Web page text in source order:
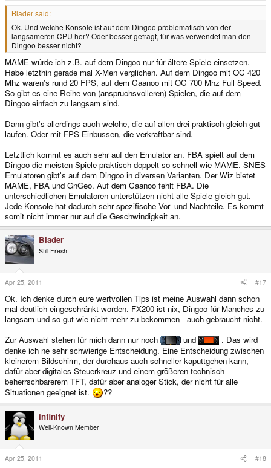
Blader said:
Ok. Und welche Konsole ist auf dem Dingoo problematisch von der
langsameren CPU her? Oder besser gefragt, für was verwendet man den
Dingoo besser nicht?
MAME würde ich z.B. auf dem Dingoo nur für ältere Spiele einsetzen.
Habe letzthin gerade mal X-Men verglichen. Auf dem Dingoo mit OC 420
Mhz waren's rund 20 FPS, auf dem Caanoo mit OC 700 Mhz Full Speed.
So gibt es eine Reihe von (anspruchsvolleren) Spielen, die auf dem
Dingoo einfach zu langsam sind.
Dann gibt's allerdings auch welche, die auf allen drei praktisch gleich gut
laufen. Oder mit FPS Einbussen, die verkraftbar sind.
Letztlich kommt es auch sehr auf den Emulator an. FBA spielt auf dem
Dingoo die meisten Spiele praktisch doppelt so schnell wie MAME. SNES
Emulatoren gibt's auf dem Dingoo in diversen Varianten. Der Wiz bietet
MAME, FBA und GnGeo. Auf dem Caanoo fehlt FBA. Die
unterschiedlichen Emulatoren unterstützen nicht alle Spiele gleich gut.
Jede Konsole hat dadurch sehr spezifische Vor- und Nachteile. Es kommt
somit nicht immer nur auf die Geschwindigkeit an.
Blader
Still Fresh
Apr 25, 2011 #17
Ok. Ich denke durch eure wertvollen Tips ist meine Auswahl dann schon
mal deutlich eingeschränkt worden. FX200 ist nix, Dingoo für Manches zu
langsam und so gut wie nicht mehr zu bekommen - auch gebraucht nicht.
Zur Auswahl stehen für mich dann nur noch
und
. Das wird
denke ich ne sehr schwierige Entscheidung. Eine Entscheidung zwischen
kleinerem Bildschirm, der durchaus auch schneller kaputtgehen kann,
dafür aber digitales Steuerkreuz und einem größeren technisch
beherrschbarerem TFT, dafür aber analoger Stick, der nicht für alle
Situationen geeignet ist.
??
infinity
Well-Known Member
Apr 25, 2011 #18